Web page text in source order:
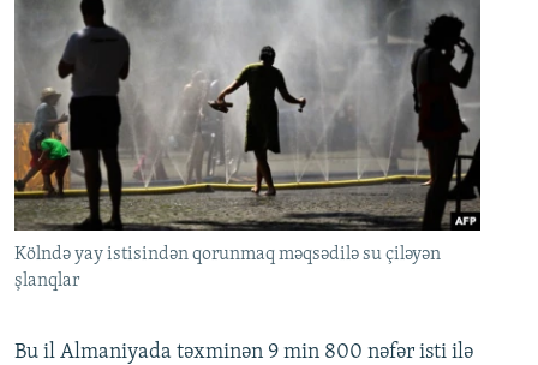
Kölndə yay istisindən qorunmaq məqsədilə su çiləyən
şlanqlar
Bu il Almaniyada təxminən 9 min 800 nəfər isti ilə